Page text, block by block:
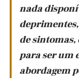
nada
de sintomas,
para ser um
abordagem